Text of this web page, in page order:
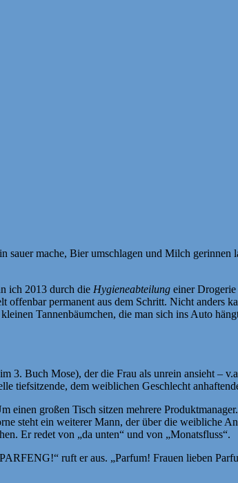
mache, Bier umschlagen und Milch gerinnen
ich 2013 durch die Hygieneabteilung einer
permanent aus dem Schritt. Nicht anders
Tannenbäumchen, die man sich ins Auto
3. Buch Mose), der die Frau als unrein ansieht –
tiefsitzende, dem weiblichen Geschlecht
einen großen Tisch sitzen mehrere
steht ein weiterer Mann, der über die weibliche
Er redet von „da unten“ und von „Monatsfluss“.
ruft er aus. „Parfum! Frauen lieben